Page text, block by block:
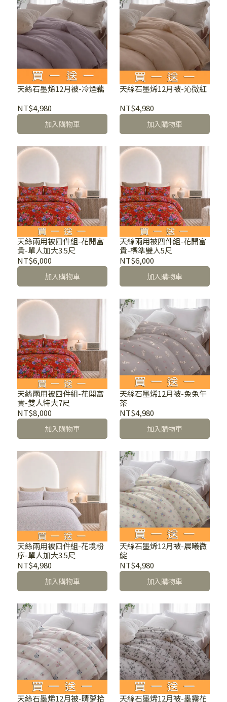
天絲石墨烯12月被-冷煙藕
NT$4,980
加入購物車
天絲石墨烯12月被-沁微紅
NT$4,980
加入購物車
天絲兩用被四件組-花開富
貴-單人加大3.5尺
NT$6,000
加入購物車
天絲兩用被四件組-花開富
貴-標準雙人5尺
NT$6,000
加入購物車
天絲兩用被四件組-花開富
貴-雙人特大7尺
NT$8,000
加入購物車
天絲石墨烯12月被-兔兔午
茶
NT$4,980
加入購物車
天絲兩用被四件組-花境粉
序-單人加大3.5尺
NT$4,980
加入購物車
天絲石墨烯12月被-晨曦微
綻
NT$4,980
加入購物車
天絲石墨烯12月被-晴夢拾
天絲石墨烯12月被-墨霧花